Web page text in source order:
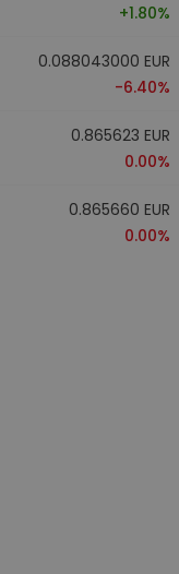
+1.80%
0.088043000 EUR
-6.40%
0.865623 EUR
0.00%
0.865660 EUR
0.00%